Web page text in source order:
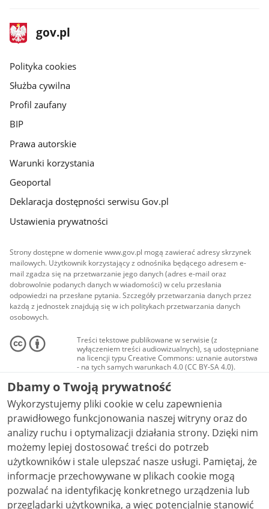
stopka
gov.pl
Strona
gov.pl
gov.pl
Polityka cookies
Służba cywilna
Profil zaufany
BIP
Prawa autorskie
Warunki korzystania
Geoportal
Deklaracja dostępności serwisu Gov.pl
Ustawienia prywatności
Strony dostępne w domenie www.gov.pl mogą zawierać adresy skrzynek
mailowych. Użytkownik korzystający z odnośnika będącego adresem e-
mail zgadza się na przetwarzanie jego danych (adres e-mail oraz
dobrowolnie podanych danych w wiadomości) w celu przesłania
odpowiedzi na przesłane pytania. Szczegóły przetwarzania danych przez
każdą z jednostek znajdują się w ich politykach przetwarzania danych
osobowych.
Treści tekstowe publikowane w serwisie (z
wyłączeniem treści audiowizualnych), są udostępniane
na licencji typu Creative Commons: uznanie autorstwa
- na tych samych warunkach 4.0 (CC BY-SA 4.0).
Materiały audiowizualne, w tym zdjęcia, materiały
audio i wideo, są udostępniane na licencji typu
Creative Commons: uznanie autorstwa użycie
niekomercyjne - bez utworów zależnych 4.0 (CC BY-
NC-ND 4.0), o ile nie jest to stwierdzone inaczej.
Dbamy o Twoją prywatność
Wykorzystujemy pliki cookie w celu zapewnienia
prawidłowego funkcjonowania naszej witryny oraz do
analizy ruchu i optymalizacji działania strony. Dzięki nim
możemy lepiej dostosować treści do potrzeb
użytkowników i stale ulepszać nasze usługi. Pamiętaj, że
informacje przechowywane w plikach cookie mogą
pozwalać na identyfikację konkretnego urządzenia lub
przeglądarki użytkownika, a więc potencjalnie stanowić